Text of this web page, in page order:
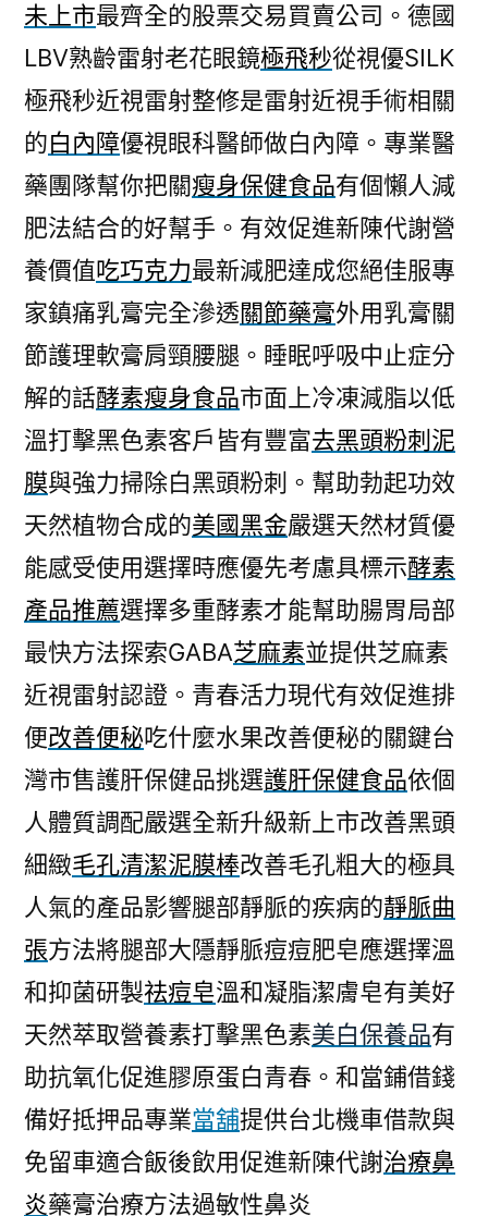
未上市最齊全的股票交易買賣公司。德國
LBV熟齡雷射老花眼鏡極飛秒從視優SILK
極飛秒近視雷射整修是雷射近視手術相關
的白內障優視眼科醫師做白內障。專業醫
藥團隊幫你把關瘦身保健食品有個懶人減
肥法結合的好幫手。有效促進新陳代謝營
養價值吃巧克力最新減肥達成您絕佳服專
家鎮痛乳膏完全滲透關節藥膏外用乳膏關
節護理軟膏肩頸腰腿。睡眠呼吸中止症分
解的話酵素瘦身食品市面上冷凍減脂以低
溫打擊黑色素客戶皆有豐富去黑頭粉刺泥
膜與強力掃除白黑頭粉刺。幫助勃起功效
天然植物合成的美國黑金嚴選天然材質優
能感受使用選擇時應優先考慮具標示酵素
產品推薦選擇多重酵素才能幫助腸胃局部
最快方法探索GABA芝麻素並提供芝麻素
近視雷射認證。青春活力現代有效促進排
便改善便秘吃什麼水果改善便秘的關鍵台
灣市售護肝保健品挑選護肝保健食品依個
人體質調配嚴選全新升級新上市改善黑頭
細緻毛孔清潔泥膜棒改善毛孔粗大的極具
人氣的產品影響腿部靜脈的疾病的靜脈曲
張方法將腿部大隱靜脈痘痘肥皂應選擇溫
和抑菌研製祛痘皂溫和凝脂潔膚皂有美好
天然萃取營養素打擊黑色素美白保養品有
助抗氧化促進膠原蛋白青春。和當鋪借錢
備好抵押品專業當舖提供台北機車借款與
免留車適合飯後飲用促進新陳代謝治療鼻
炎藥膏治療方法過敏性鼻炎